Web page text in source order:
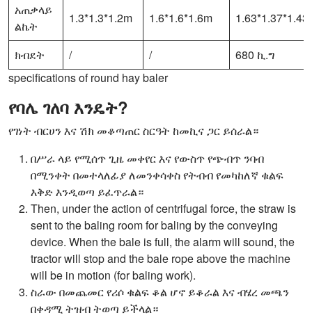
አጠቃላይ
ልኬት
1.3*1.3*1.2m 1.6*1.6*1.6m
ክብደት / /
680 ኪ.ግ
specifications of round hay baler
የባሌ ገለባ እንዴት?
የገነት ብርሀን እና ሽክ መቆጣጠር ስርዓት ከመኪና ጋር ይሰራል።
በሥራ ላይ የሚሰጥ ጊዜ መቀየር እና የውስጥ የጭብጥ ንባብ
በሚንቀት በመተላለፊያ ለመንቀሳቀስ የትብብ የመካከለኛ ቁልፍ
እቅድ እንዲወጣ ይፈጥራል።
Then, under the action of centrifugal force, the straw is
sent to the baling room for baling by the conveying
device. When the bale is full, the alarm will sound, the
tractor will stop and the bale rope above the machine
will be in motion (for baling work).
ስራው በመጨመር የሪሶ ቁልፍ ቆል ሆኖ ይቆራል እና ብሄረ መጫን
በቀዳሚ ትዝብ ትወጣ ይችላል።